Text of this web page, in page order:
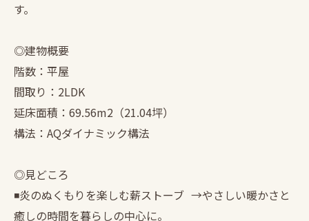
す。
◎建物概要
階数：平屋
間取り：2LDK
延床面積：69.56m2（21.04坪）
構法：AQダイナミック構法
◎見どころ
◾️炎のぬくもりを楽しむ薪ストーブ →やさしい暖かさと
癒しの時間を暮らしの中心に。